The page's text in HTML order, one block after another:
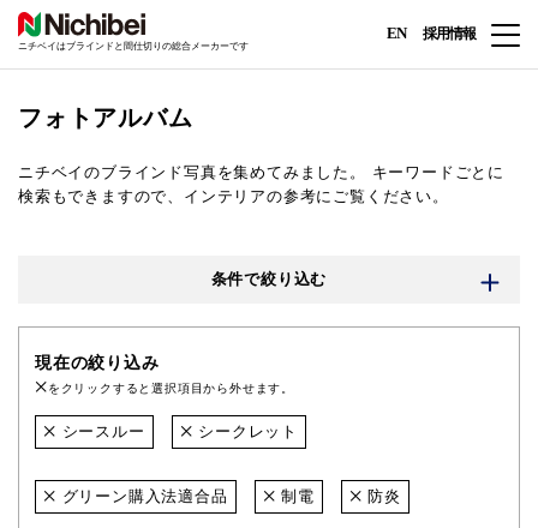
ニチベイはブラインドと間仕切りの総合メーカーです
EN 採用情報
フォトアルバム
ニチベイのブラインド写真を集めてみました。
キーワードごとに
検索もできますので、インテリアの参考にご覧ください。
条件で絞り込む
現在の絞り込み
をクリックすると選択項目から外せます。
シースルー シークレット
グリーン購入法適合品 制電 防炎